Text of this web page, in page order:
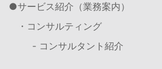
サービス紹介（業務案内）
・コンサルティング
- コンサルタント紹介